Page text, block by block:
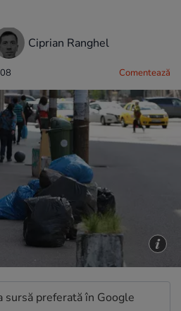
Ciprian Ranghel
Comentează
sursă preferată în Google